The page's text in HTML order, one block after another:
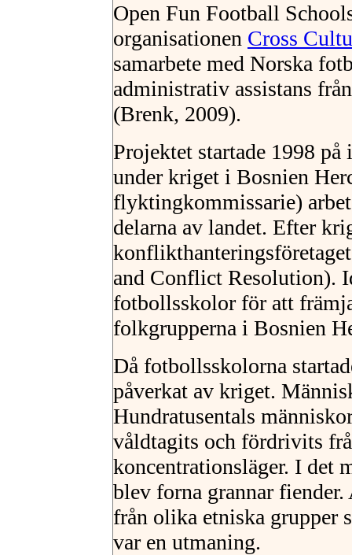
Open Fun Football
organisationen Cross
samarbete med Norska
administrativ assistans
(Brenk, 2009).
Projektet startade 1998
under kriget i Bosnien
flyktingkommissarie)
delarna av landet. Efter
and Conflict Resolution).
fotbollsskolor för att
folkgrupperna i Bosnien
Då fotbollsskolorna
påverkat av kriget.
Hundratusentals
våldtagits och fördrivits
koncentrationsläger. I det
blev forna grannar
från olika etniska grupper
var en utmaning.